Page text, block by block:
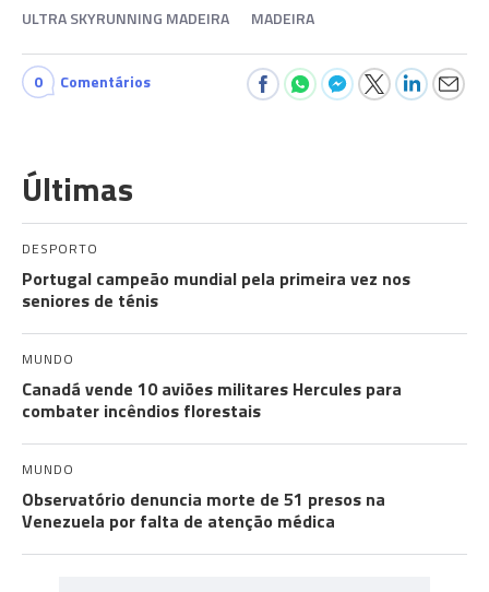
ULTRA SKYRUNNING MADEIRA MADEIRA
0 Comentários
Últimas
DESPORTO
Portugal campeão mundial pela primeira vez nos
seniores de ténis
MUNDO
Canadá vende 10 aviões militares Hercules para
combater incêndios florestais
MUNDO
Observatório denuncia morte de 51 presos na
Venezuela por falta de atenção médica